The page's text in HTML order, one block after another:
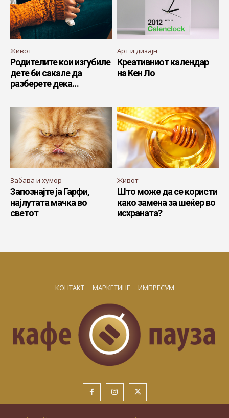
Живот
Родителите кои изгубиле
дете би сакале да
разберете дека…
Арт и дизајн
Креативниот календар
на Кен Ло
Забава и хумор
Запознајте ја Гарфи,
најлутата мачка во
светот
Живот
Што може да се користи
како замена за шеќер во
исхраната?
КОНТАКТ МАРКЕТИНГ ИМПРЕСУМ